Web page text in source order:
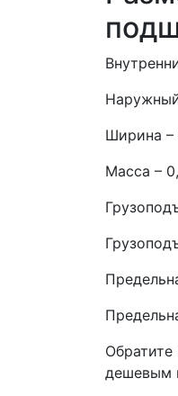
Ширина
Масса –
дешевым